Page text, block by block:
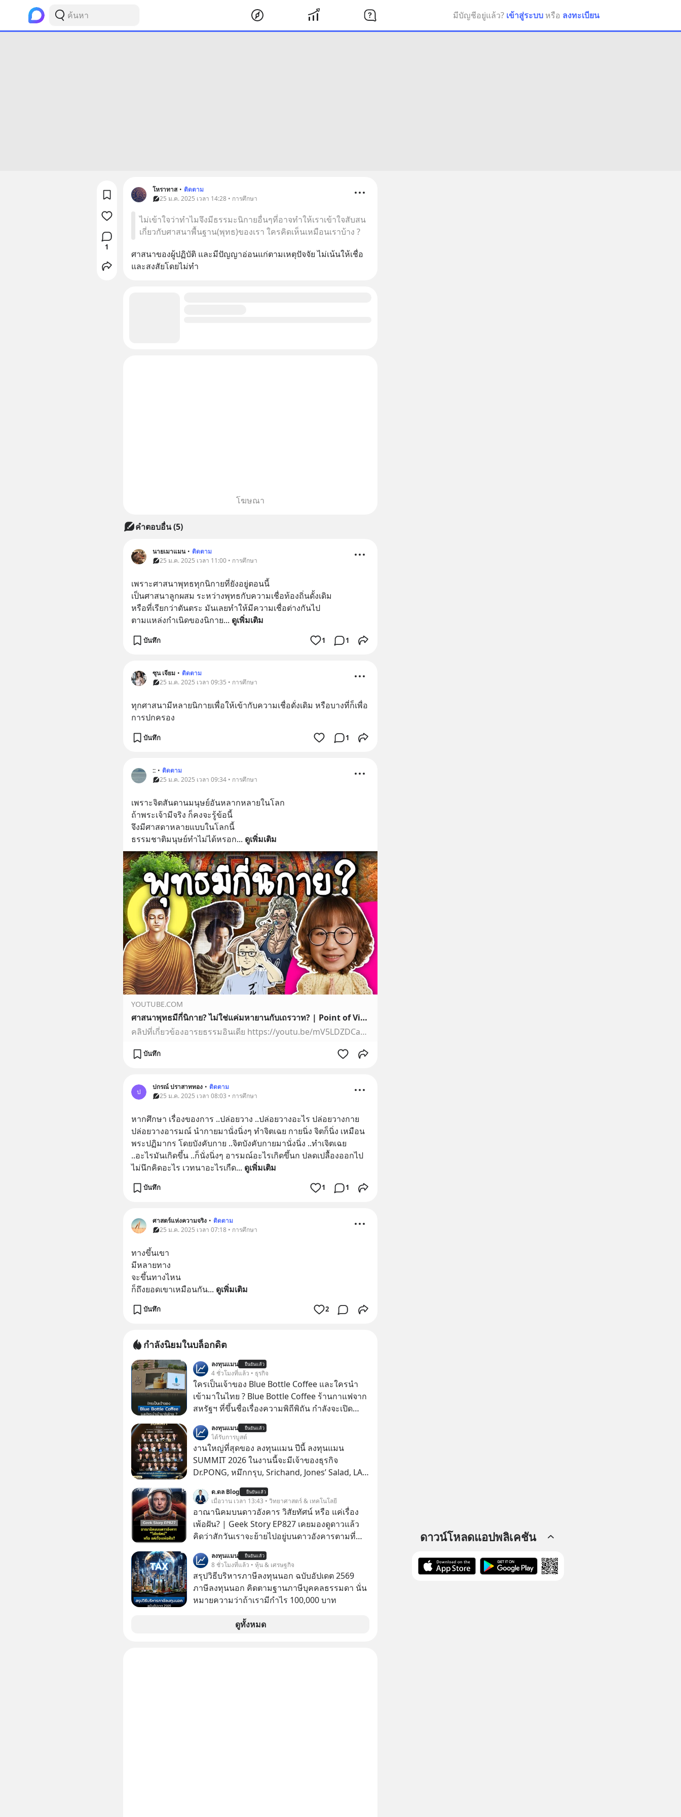
มีบัญชีอยู่แล้ว? เข้าสู่ระบบ หรือ ลงทะเบียน
โหราทาส • ติดตาม
25 ม.ค. 2025 เวลา 14:28 • การศึกษา
ไม่เข้าใจว่าทำไมจึงมีธรรมะนิกายอื่นๆที่อาจทำให้เราเข้าใจสับสน
เกี่ยวกับศาสนาพื้นฐาน(พุทธ)ของเรา ใครคิดเห็นเหมือนเราบ้าง ?
ศาสนาของผู้ปฏิบัติ และมีปัญญาอ่อนแก่ตามเหตุปัจจัย ไม่เน้นให้เชื่อ
และสงสัยโดยไม่ทำ
1
โฆษณา
คำตอบอื่น(5)
นายเมาแมน • ติดตาม
25 ม.ค. 2025 เวลา 11:00 • การศึกษา
เพราะศาสนาพุทธทุกนิกายที่ยังอยู่ตอนนี้
เป็นศาสนาลูกผสม ระหว่างพุทธกับความเชื่อท้องถิ่นดั้งเดิม
หรือที่เรียกว่าตันตระ มันเลยทำให้มีความเชื่อต่างกันไป
ตามแหล่งกำเนิดของนิกาย... ดูเพิ่มเติม
บันทึก 1 1
ซุน เจียม • ติดตาม
25 ม.ค. 2025 เวลา 09:35 • การศึกษา
ทุกศาสนามีหลายนิกายเพื่อให้เข้ากับความเชื่อดั่งเดิม หรือบางที่ก็เพื่อ
การปกครอง
บันทึก 1
:: • ติดตาม
25 ม.ค. 2025 เวลา 09:34 • การศึกษา
เพราะจิตสันดานมนุษย์อันหลากหลายในโลก
ถ้าพระเจ้ามีจริง ก็คงจะรู้ข้อนี้
จึงมีศาสดาหลายแบบในโลกนี้
ธรรมชาติมนุษย์ทำไม่ได้หรอก... ดูเพิ่มเติม
YOUTUBE.COM
ศาสนาพุทธมีกี่นิกาย? ไม่ใช่แค่มหายานกับเถรวาท? | Point of View
คลิปที่เกี่ยวข้องอารยธรรมอินเดีย https://youtu.be/mV5LDZDCasQ?si=-GPfrEa9F-UU9E-Nพระพุทธเจ้าอยู่ที่ไหนในประวัติศาสตร์ https://youtu.be/3IsHK9a2K8k?si=yb1_ST4…
บันทึก
ป
ปกรณ์ ปราสาททอง • ติดตาม
25 ม.ค. 2025 เวลา 08:03 • การศึกษา
หากศึกษา เรื่องของการ ..ปล่อยวาง ..ปล่อยวางอะไร ปล่อยวางกาย
ปล่อยวางอารมณ์ นำกายมานั่งนิ่งๆ ทำจิตเฉย กายนิ่ง จิตก็นิ่ง เหมือน
พระปฏิมากร โดยบังคับกาย ..จิตบังคับกายมานั่งนิ่ง ..ทำเจิตเฉย
..อะไรมันเกิดขึ้น ..ก็นั่งนิ่งๆ อารมณ์อะไรเกิดขึ้นก ปลดเปลื้องออกไป
ไม่นึกคิดอะไร เวทนาอะไรเกืด... ดูเพิ่มเติม
บันทึก 1 1
ศาสตร์แห่งความจริง • ติดตาม
25 ม.ค. 2025 เวลา 07:18 • การศึกษา
ทางขึ้นเขา
มีหลายทาง
จะขึ้นทางไหน
ก็ถึงยอดเขาเหมือนกัน... ดูเพิ่มเติม
บันทึก 2
กำลังนิยมในบล็อกดิต
ลงทุนแมน ยืนยันแล้ว
4 ชั่วโมงที่แล้ว • ธุรกิจ
ใครเป็นเจ้าของ Blue Bottle Coffee และใครนำ
เข้ามาในไทย ? Blue Bottle Coffee ร้านกาแฟจาก
สหรัฐฯ ที่ขึ้นชื่อเรื่องความพิถีพิถัน กำลังจะเปิด
ลงทุนแมน ยืนยันแล้ว
ได้รับการบูสต์
งานใหญ่ที่สุดของ ลงทุนแมน ปีนี้ ลงทุนแมน
SUMMIT 2026 ในงานนี้จะมีเจ้าของธุรกิจ
Dr.PONG, หมึกกรุบ, Srichand, Jones’ Salad, LA
แชร์ความรู้การสร้างธุรกิจ
ด.ดล Blog ยืนยันแล้ว
เมื่อวาน เวลา 13:43 • วิทยาศาสตร์ & เทคโนโลยี
อาณานิคมบนดาวอังคาร วิสัยทัศน์ หรือ แค่เรื่อง
เพ้อฝัน? | Geek Story EP827 เคยมองดูดาวแล้ว
คิดว่าสักวันเราจะย้ายไปอยู่บนดาวอังคารตามที่
ฝันที่มหาเศรษฐีซิลิคอนแวลลีย์วาดไว้ว่ามนุษย์นับ
ล้านจะไปสร้างอาณานิคมใหม่ ล้อมรอบด้วย
เทคโนโลยีสุดล้ำ อาจจะฟังดูน่าตื่นเต้น แต่ความ
จริงที่ถูกซ่อนไว้ใต้พรมคือ ดาวอังคารเป็นเพียงนรก
ผู้นำเทคโนโลยีถึงยังพยายามหลอกขายฝันลมๆ
แล้งๆ นี้ให้กับคนทั้งโลก พวกเขากำลังซ่อนความ
ลงทุนแมน ยืนยันแล้ว
8 ชั่วโมงที่แล้ว • หุ้น & เศรษฐกิจ
สรุปวิธีบริหารภาษีลงทุนนอก ฉบับอัปเดต 2569
ภาษีลงทุนนอก คิดตามฐานภาษีบุคคลธรรมดา นั่น
หมายความว่าถ้าเรามีกำไร 100,000 บาท
ดูทั้งหมด
ดาวน์โหลดแอปพลิเคชัน